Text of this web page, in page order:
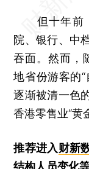
但十年前，
院、银行、中
吞面。然而，
地省份游客的
逐渐被清一色
香港零售业“黄
推荐进入财新
结构人员变化